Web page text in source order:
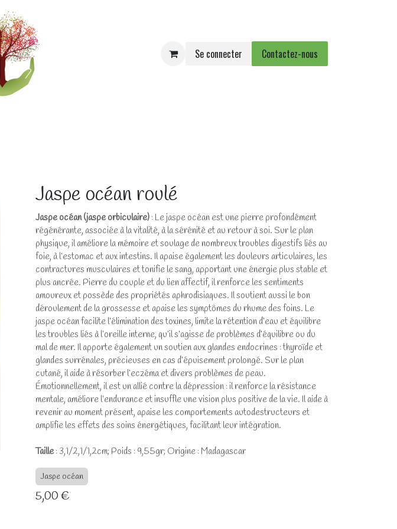
Se connecter Contactez-nous
Jaspe océan roulé
Jaspe océan (jaspe orbiculaire) : Le jaspe océan est une pierre profondément
régénérante, associée à la vitalité, à la sérénité et au retour à soi. Sur le plan
physique, il améliore la mémoire et soulage de nombreux troubles digestifs liés au
foie, à l’estomac et aux intestins. Il apaise également les douleurs articulaires, les
contractures musculaires et tonifie le sang, apportant une énergie plus stable et
plus ancrée. Pierre du couple et du lien affectif, il renforce les sentiments
amoureux et possède des propriétés aphrodisiaques. Il soutient aussi le bon
déroulement de la grossesse et apaise les symptômes du rhume des foins. Le
jaspe océan facilite l’élimination des toxines, limite la rétention d’eau et équilibre
les troubles liés à l’oreille interne, qu’il s’agisse de problèmes d’équilibre ou du
mal de mer. Il apporte également un soutien aux glandes endocrines : thyroïde et
glandes surrénales, précieuses en cas d’épuisement prolongé. Sur le plan
cutané, il aide à résorber l’eczéma et divers problèmes de peau.
Émotionnellement, il est un allié contre la dépression : il renforce la résistance
mentale, améliore l’endurance et insuffle une vision plus positive de la vie. Il aide à
revenir au moment présent, apaise les comportements autodestructeurs et
amplifie les effets des soins énergétiques, facilitant leur intégration.
Taille : 3,1/2,1/1,2cm; Poids : 9,55gr; Origine : Madagascar
Jaspe océan
5,00€